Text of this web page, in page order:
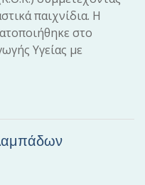
παιχνίδια. Η
στο
Υγείας με